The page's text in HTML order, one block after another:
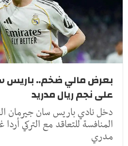
بعرض مالي ضخم.. باريس
على نجم ريال مدريد
دخل نادي باريس سان جيرمان
المنافسة للتعاقد مع التركي
مدري